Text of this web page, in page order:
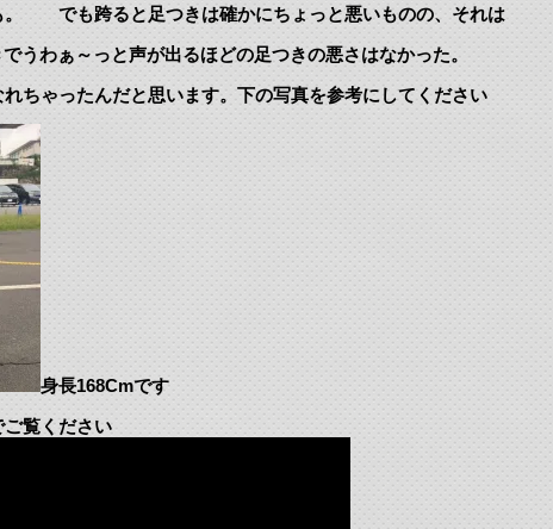
。 でも跨ると足つきは確かにちょっと悪いものの、それは
うわぁ～っと声が出るほどの足つきの悪さはなかった。
ちゃったんだと思います。下の写真を参考にしてください
身長168Cmです
覧ください